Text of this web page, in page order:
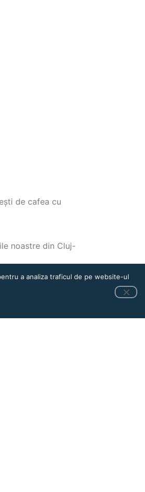
de cafea cu
noastre din Cluj-
a analiza traficul de pe website-ul